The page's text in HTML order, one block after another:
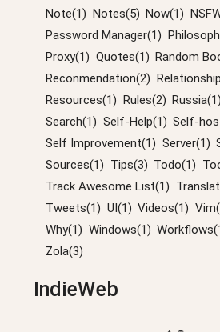
Note(1) Notes(5) Now(1)
Password Manager(1)
Proxy(1) Quotes(1) Random
Reconmendation(2)
Resources(1) Rules(2) Russia(1)
Search(1) Self-Help(1) Self-
Self Improvement(1) Server(1)
Sources(1) Tips(3) Todo(1)
Track Awesome List(1)
Tweets(1) UI(1) Videos(1)
Why(1) Windows(1)
Zola(3)
IndieWeb